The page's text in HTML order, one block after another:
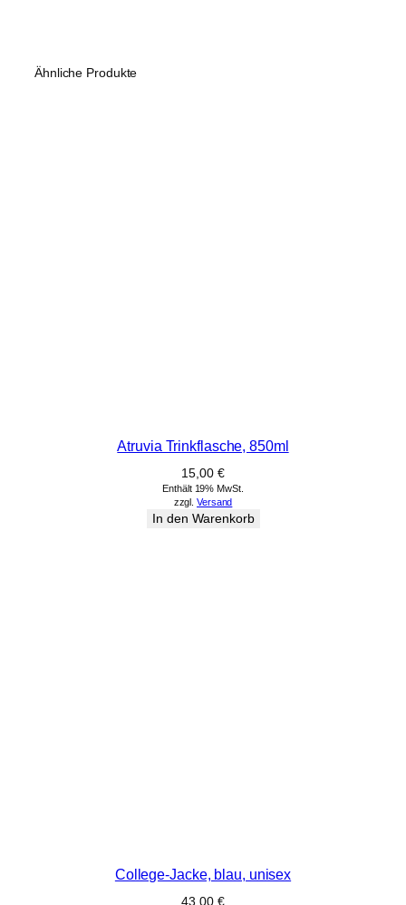
Ähnliche Produkte
Atruvia Trinkflasche, 850ml
15,00 €
Enthält 19% MwSt.
zzgl.Versand
In den Warenkorb
College-Jacke, blau, unisex
43,00 €